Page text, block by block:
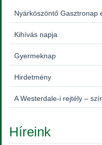
Nyárköszöntő Gasztronap
Kihívás napja
Gyermeknap
Hirdetmény
A Westerdale-i rejtély –
Híreink